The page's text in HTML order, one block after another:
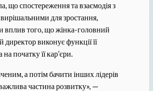
що спостереження та взаємодія з
для зростання,
вплив того, що жінка-головний
директор виконує функції її
початку її кар’єри.
а потім бачити інших лідерів
частина розвитку», —